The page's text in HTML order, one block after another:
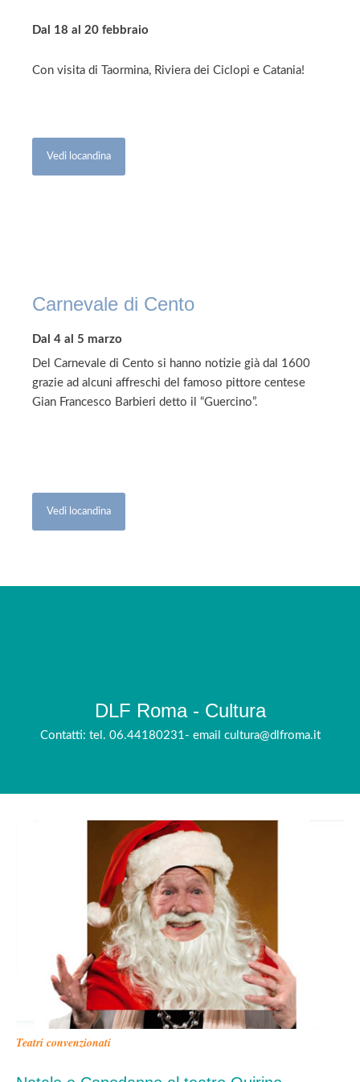
Dal 18 al 20 febbraio
Con visita di Taormina, Riviera dei Ciclopi e Catania!
Vedi locandina
Carnevale di Cento
Dal 4 al 5 marzo
Del Carnevale di Cento si hanno notizie già dal 1600
grazie ad alcuni affreschi del famoso pittore centese
Gian Francesco Barbieri detto il “Guercino”.
Vedi locandina
DLF Roma - Cultura
Contatti: tel. 06.44180231- email cultura@dlfroma.it
Teatri convenzionati